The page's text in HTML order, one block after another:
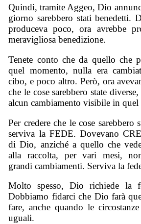
Quindi, tramite Aggeo, Dio
giorno sarebbero stati benedetti.
produceva poco, ora avrebbe
meravigliosa benedizione.
Tenete conto che da quello che
quel momento, nulla era
cibo, e poco altro. Però, ora
che le cose sarebbero state
alcun cambiamento visibile in quel
Per credere che le cose sarebbero
serviva la FEDE. Dovevano
di Dio, anziché a quello che
alla raccolta, per vari mesi,
grandi cambiamenti. Serviva la
Molto spesso, Dio richiede la
Dobbiamo fidarci che Dio farà
fare, anche quando le
uguali.